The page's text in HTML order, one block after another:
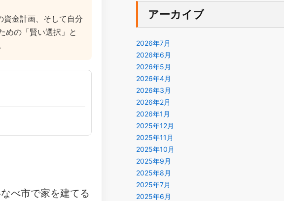
金計画、そして自分
めの「賢い選択」と
べ市で家を建てる
アーカイブ
2026年7月
2026年6月
2026年5月
2026年4月
2026年3月
2026年2月
2026年1月
2025年12月
2025年11月
2025年10月
2025年9月
2025年8月
2025年7月
2025年6月